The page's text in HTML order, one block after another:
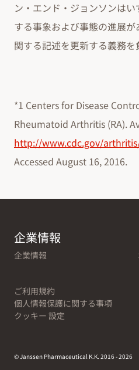
ン・エンド・ジョンソンは
する事象および事態の進展
関する記述を更新する義務を
*1 Centers for Disease
Rheumatoid Arthritis (RA).
http://www.cdc.gov/
Accessed August 16, 2016.
企業情報
企業情報
ご利用規約
個人情報保護に関する事項
クッキー 設定
© Janssen Pharmaceutical K.K. 2016 - 2026